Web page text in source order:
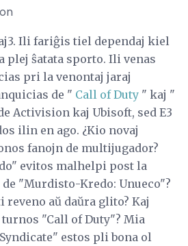
Ili fariĝis tiel dependaj kiel
plej ŝatata sporto. Ili venas
pri la venontaj jaraj
de " Call of Duty " kaj "
Activision kaj Ubisoft, sed E3
ilin en ago. ¿Kio novaj
fanojn de multijugador?
evitos malhelpi post la
"Murdisto-Kredo: Unueco"?
aŭ daŭra glito? Kaj
"Call of Duty"? Mia
estos pli bona ol